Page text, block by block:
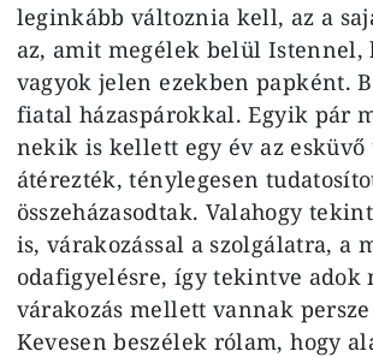
leginkább változnia kell, az a
az, amit megélek belül Istennel,
vagyok jelen ezekben papként.
fiatal házaspárokkal. Egyik pár
nekik is kellett egy év az esküvő
átérezték, ténylegesen
összeházasodtak. Valahogy
is, várakozással a szolgálatra, a
odafigyelésre, így tekintve adok
várakozás mellett vannak
Kevesen beszélek rólam, hogy